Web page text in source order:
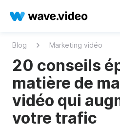
Blog Marketing vidéo
20 conseils
matière de
vidéo qui
votre trafic